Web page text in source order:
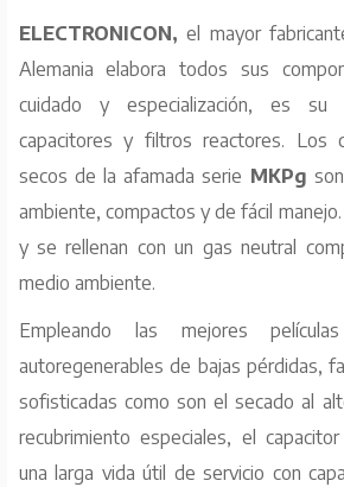
ELECTRONICON,el mayor
Alemania elabora todos sus
cuidado y especialización, es su
capacitores y filtros reactores. Los
secos de la afamada serie MKPg
ambiente, compactos y de fácil
y se rellenan con un gas neutral
medio ambiente.
Empleando las mejores
autoregenerables de bajas pérdidas,
sofisticadas como son el secado al
recubrimiento especiales, el capacitor
una larga vida útil de servicio con